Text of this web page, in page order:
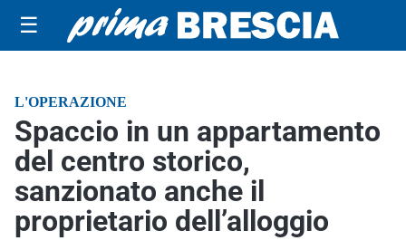
☰
L'OPERAZIONE
Spaccio in un appartamento
del centro storico,
sanzionato anche il
proprietario dell’alloggio